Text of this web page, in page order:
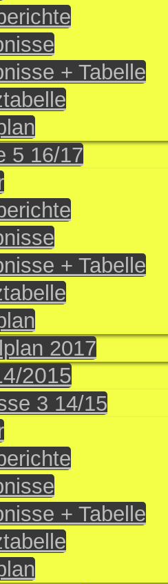
+ Tabelle
5 16/17
+ Tabelle
2017
2015
3 14/15
+ Tabelle